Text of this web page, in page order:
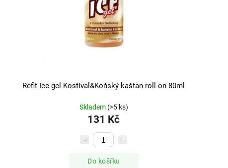
Refit Ice gel Kostival&Koňský kaštan roll-on 80ml
Skladem (>5 ks)
131 Kč
Do košíku